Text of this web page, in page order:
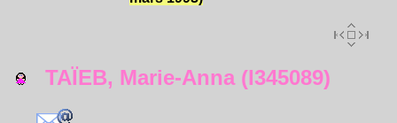
TAÏEB, Marie-Anna (I345089)